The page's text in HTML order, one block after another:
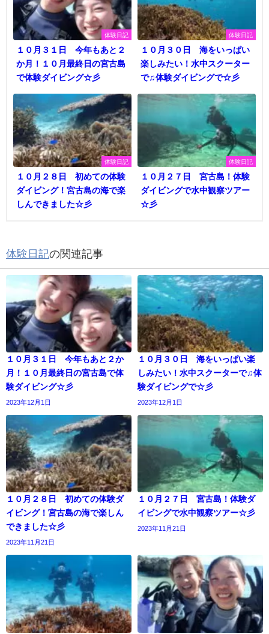
体験日記
１０月３１日 今年もあと２
か月！１０月最終日の宮古島
で体験ダイビング☆彡
体験日記
１０月３０日 海をいっぱい
楽しみたい！水中スクーター
で♫体験ダイビングで☆彡
体験日記
１０月２８日 初めての体験
ダイビング！宮古島の海で楽
しんできました☆彡
体験日記
１０月２７日 宮古島！体験
ダイビングで水中観察ツアー
☆彡
体験日記の関連記事
１０月３１日 今年もあと２か
月！１０月最終日の宮古島で体
験ダイビング☆彡
2023年12月1日
１０月３０日 海をいっぱい楽
しみたい！水中スクーターで♫体
験ダイビングで☆彡
2023年12月1日
１０月２８日 初めての体験ダ
イビング！宮古島の海で楽しん
できました☆彡
2023年11月21日
１０月２７日 宮古島！体験ダ
イビングで水中観察ツアー☆彡
2023年11月21日